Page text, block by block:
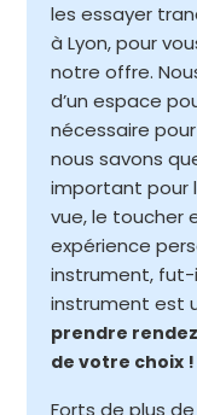
les essayer
à Lyon, pour
notre offre.
d’un espace
nécessaire
nous savons
important pour
vue, le toucher
expérience
instrument, fut-
instrument est
prendre
de votre choix !
Forts de plus